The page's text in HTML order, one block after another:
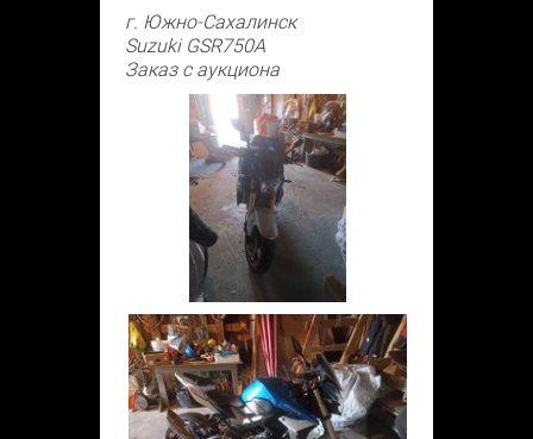
г. Южно-Сахалинск
Suzuki GSR750A
Заказ с аукциона